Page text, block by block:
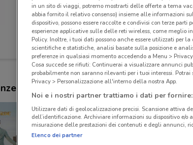
in un sito di viaggi, potremo mostrarti delle offerte a tema
abbia fornito il relativo consenso) insieme alle informazioni
dispositivo, possono essere raccolte e condivisi con terze
esperienze applicative sulle delle reti wireless, come meglio
Policy. Inoltre, i tuoi dati possono anche essere utilizzati per
scientifiche e statistiche, analisi basate sulla posizione e
preferenze in qualsiasi momento accedendo a Menu >
Cosa succede se rifiuti: Continuerai a visualizzare annunci
probabilmente non saranno rilevanti per i tuoi interessi.
Privacy > Personalizzazione all'interno della nostra App.
Noi e i nostri partner trattiamo i dati per fornire:
Utilizzare dati di geolocalizzazione precisi. Scansione attiva
dell’identificazione. Archiviare informazioni su dispositivo e/o
misurazione delle prestazioni dei contenuti e degli annunci,
Elenco dei partner